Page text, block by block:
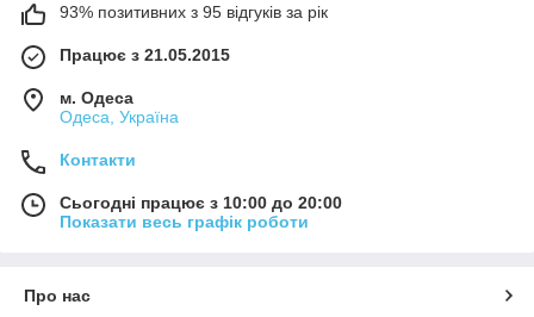
93% позитивних з 95 відгуків за рік
Працює з 21.05.2015
м. Одеса
Одеса, Україна
Контакти
Сьогодні працює з 10:00 до 20:00
Показати весь графік роботи
Про нас